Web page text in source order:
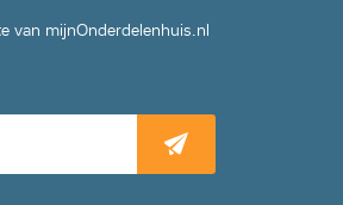
van mijnOnderdelenhuis.nl